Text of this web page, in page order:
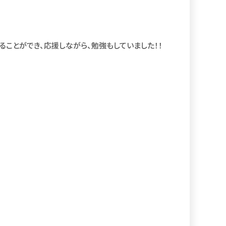
とができ、応援しながら、勉強もしていました！！